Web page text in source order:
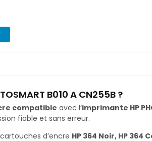
B010 A CN255B ?
compatible avec l’imprimante HP
fiable et sans erreur.
d’encre HP 364 Noir, HP 364